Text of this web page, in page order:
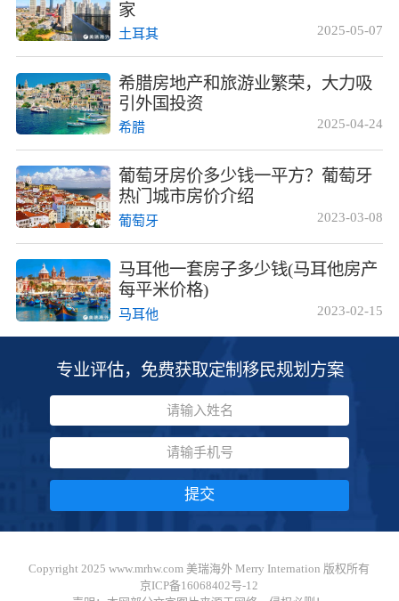
家
2025-05-07
土耳其
希腊房地产和旅游业繁荣，大力吸
引外国投资
2025-04-24
希腊
葡萄牙房价多少钱一平方？葡萄牙
热门城市房价介绍
2023-03-08
葡萄牙
马耳他一套房子多少钱(马耳他房产
每平米价格)
2023-02-15
马耳他
专业评估，免费获取定制移民规划方案
提交
Copyright 2025 www.mrhw.com 美瑞海外 Merry Internation 版权所有
京ICP备16068402号-12